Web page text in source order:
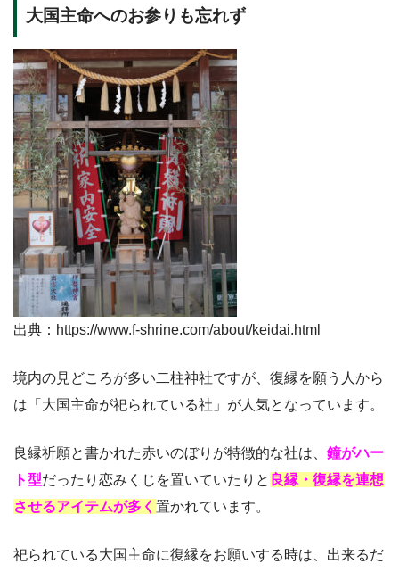
大国主命へのお参りも忘れず
出典：https://www.f-shrine.com/about/keidai.html
境内の見どころが多い二柱神社ですが、復縁を願う人から
は「大国主命が祀られている社」が人気となっています。
良縁祈願と書かれた赤いのぼりが特徴的な社は、 鐘がハー
ト型だったり恋みくじを置いていたりと 良縁・復縁を連想
させるアイテムが多く 置かれています。
祀られている大国主命に復縁をお願いする時は、出来るだ